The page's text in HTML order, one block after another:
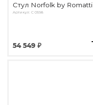
Стул Norfolk by Romatti
Артикул: С 0598
54 549 ₽